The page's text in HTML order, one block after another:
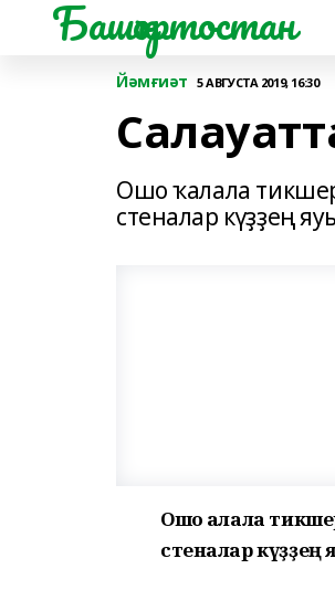
Башҡортостан
Йәмғиәт 5 АВГУСТА 2019, 16:30
Ошо ҡалала
стеналар күҙҙең
Ошо ҡалала
стеналар күҙҙең